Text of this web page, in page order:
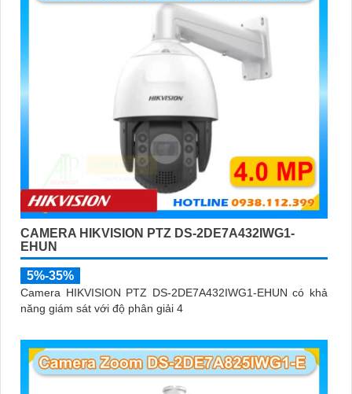
CAMERA HIKVISION PTZ DS-2DE7A432IWG1-
EHUN
5%-35%
Camera HIKVISION PTZ DS-2DE7A432IWG1-EHUN có khả
năng giám sát với độ phân giải 4